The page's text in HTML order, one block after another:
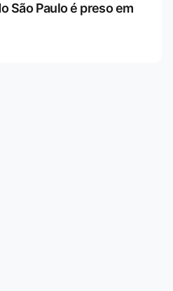
São Paulo é preso em